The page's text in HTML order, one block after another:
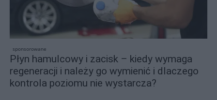
sponsorowane
Płyn hamulcowy i zacisk – kiedy wymaga
regeneracji i należy go wymienić i dlaczego
kontrola poziomu nie wystarcza?